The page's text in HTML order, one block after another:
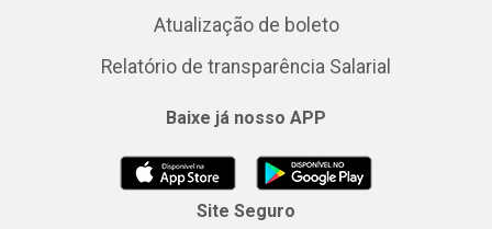
Atualização de boleto
Relatório de transparência Salarial
Baixe já nosso APP
Site Seguro